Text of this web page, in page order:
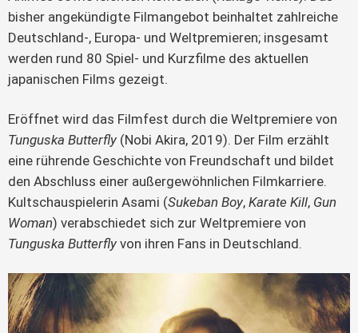
bisher angekündigte Filmangebot beinhaltet zahlreiche
Deutschland-, Europa- und Weltpremieren; insgesamt
werden rund 80 Spiel- und Kurzfilme des aktuellen
japanischen Films gezeigt.
Eröffnet wird das Filmfest durch die Weltpremiere von
Tunguska Butterfly (Nobi Akira, 2019). Der Film erzählt
eine rührende Geschichte von Freundschaft und bildet
den Abschluss einer außergewöhnlichen Filmkarriere.
Kultschauspielerin Asami (Sukeban Boy, Karate Kill, Gun
Woman) verabschiedet sich zur Weltpremiere von
Tunguska Butterfly von ihren Fans in Deutschland.